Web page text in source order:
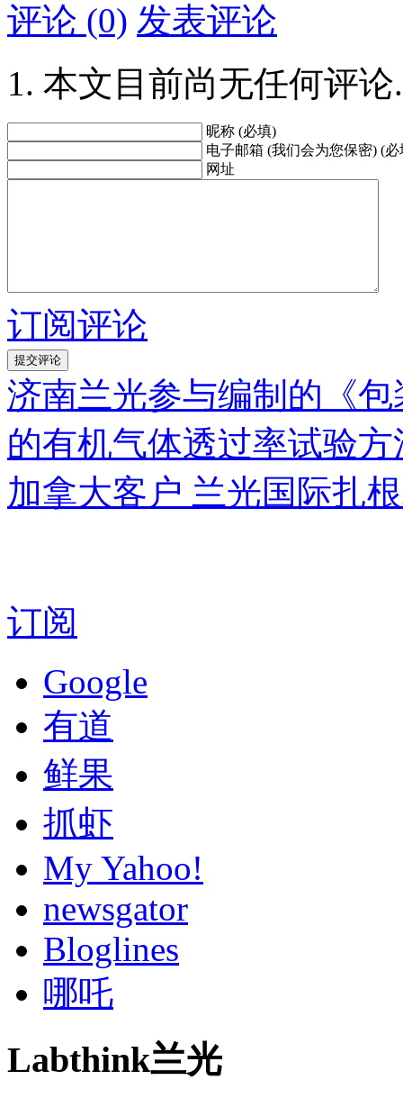
评论 (0) 发表评论
本文目前尚无任何评论.
昵称 (必填)
电子邮箱 (我们会为您保密) (必
网址
订阅评论
济南兰光参与编制的《
的有机气体透过率试验
加拿大客户 兰光国际扎
订阅
Google
有道
鲜果
抓虾
My Yahoo!
newsgator
Bloglines
哪吒
Labthink兰光